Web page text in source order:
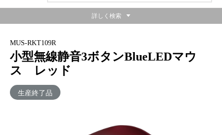
MUS-RKT109R
小型無線静音3ボタンBlueLEDマウ
ス レッド
生産終了品
詳しく検索